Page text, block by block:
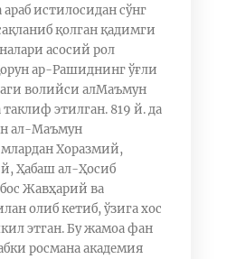
истилосидан сўнг
қолган қадимги
асосий рол
ар-Рашиднинг ўғли
волийси алМаъмун
этилган. 819 й. да
ал-Маъмун
Хоразмий,
Ҳабаш ал-Ҳосиб
Жавҳарий ва
олиб кетиб, ўзига хос
этган. Бу жамоа фан
росмана академия